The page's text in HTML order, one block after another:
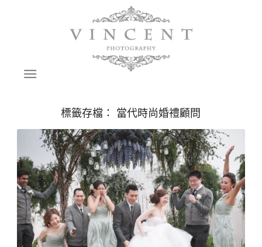
標籤存檔： 當代時尚婚禮顧問